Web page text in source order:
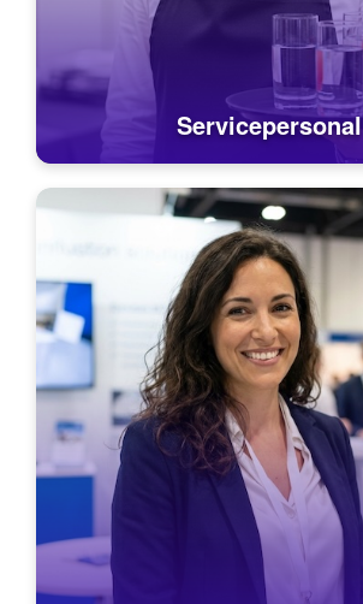
Servicepersonal